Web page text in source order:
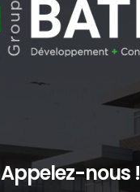
Appelez-nous !